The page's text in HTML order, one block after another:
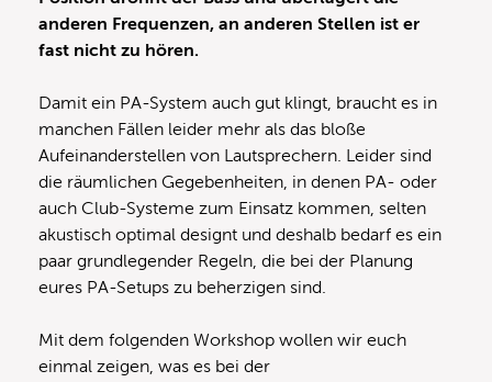
anderen Frequenzen, an anderen Stellen ist er
fast nicht zu hören.
Damit ein PA-System auch gut klingt, braucht es in
manchen Fällen leider mehr als das bloße
Aufeinanderstellen von Lautsprechern. Leider sind
die räumlichen Gegebenheiten, in denen PA- oder
auch Club-Systeme zum Einsatz kommen, selten
akustisch optimal designt und deshalb bedarf es ein
paar grundlegender Regeln, die bei der Planung
eures PA-Setups zu beherzigen sind.
Mit dem folgenden Workshop wollen wir euch
einmal zeigen, was es bei der